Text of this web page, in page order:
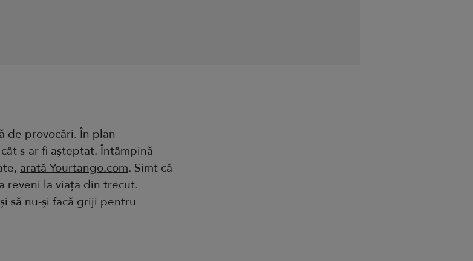
de provocări. În plan
s-ar fi așteptat. Întâmpină
arată Yourtango.com. Simt că
reveni la viața din trecut.
să nu-și facă griji pentru